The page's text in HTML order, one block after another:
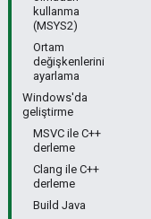
kullanma
(MSYS2)
Ortam
değişkenlerini
ayarlama
Windows'da
geliştirme
MSVC ile C++
derleme
Clang ile C++
derleme
Build Java